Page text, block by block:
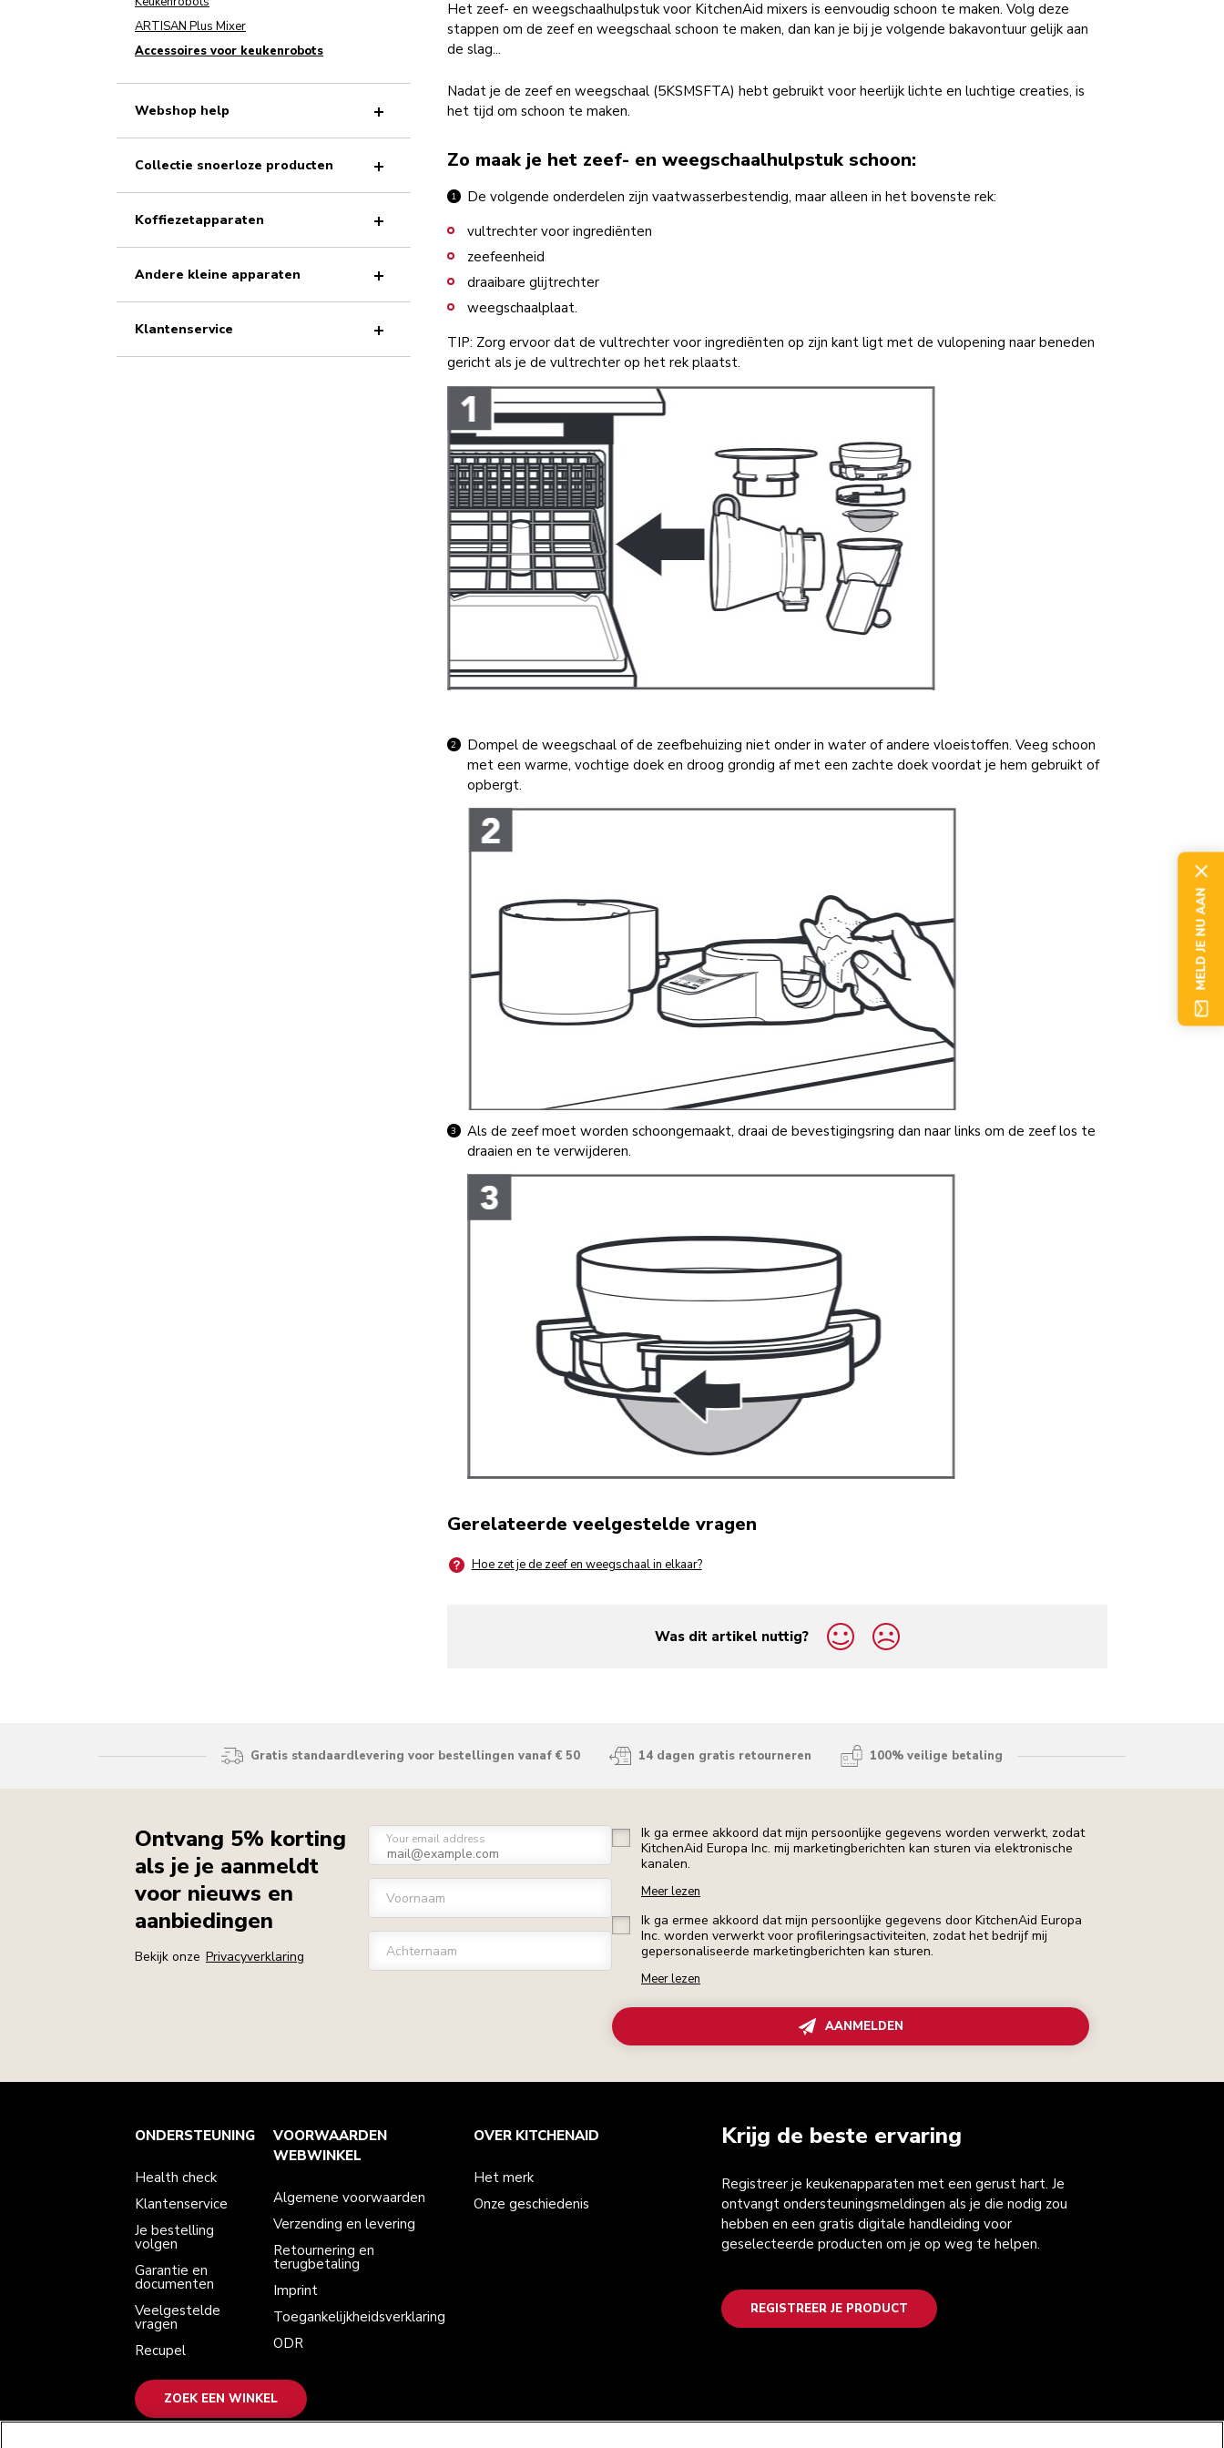
Het zeef- en weegschaalhulpstuk voor KitchenAid mixers is eenvoudig schoon te maken. Volg deze
stappen om de zeef en weegschaal schoon te maken, dan kan je bij je volgende bakavontuur gelijk aan
de slag...
Nadat je de zeef en weegschaal (5KSMSFTA) hebt gebruikt voor heerlijk lichte en luchtige creaties, is
het tijd om schoon te maken.
Zo maak je het zeef- en weegschaalhulpstuk schoon:
De volgende onderdelen zijn vaatwasserbestendig, maar alleen in het bovenste rek:
vultrechter voor ingrediënten
zeefeenheid
draaibare glijtrechter
weegschaalplaat.
TIP: Zorg ervoor dat de vultrechter voor ingrediënten op zijn kant ligt met de vulopening naar beneden
gericht als je de vultrechter op het rek plaatst.
Dompel de weegschaal of de zeefbehuizing niet onder in water of andere vloeistoffen. Veeg schoon
met een warme, vochtige doek en droog grondig af met een zachte doek voordat je hem gebruikt of
opbergt.
Als de zeef moet worden schoongemaakt, draai de bevestigingsring dan naar links om de zeef los te
draaien en te verwijderen.
Gerelateerde veelgestelde vragen
Hoe zet je de zeef en weegschaal in elkaar?
Was dit artikel nuttig?
yes
no
ARTISAN Plus Mixer
Accessoires voor keukenrobots
Webshop help
Collectie snoerloze producten
Koffiezetapparaten
Andere kleine apparaten
Klantenservice
Gratis standaardlevering voor bestellingen vanaf € 50 14 dagen gratis retourneren 100% veilige betaling
Ontvang 5% korting
als je je aanmeldt
voor nieuws en
aanbiedingen
Bekijk onze Privacyverklaring
Your email address
Voornaam
Achternaam
Ik ga ermee akkoord dat mijn persoonlijke gegevens worden verwerkt, zodat
KitchenAid Europa Inc. mij marketingberichten kan sturen via elektronische
kanalen.
Meer lezen
Ik ga ermee akkoord dat mijn persoonlijke gegevens door KitchenAid Europa
Inc. worden verwerkt voor profileringsactiviteiten, zodat het bedrijf mij
gepersonaliseerde marketingberichten kan sturen.
Meer lezen
AANMELDEN
Krijg de beste ervaring
Registreer je keukenapparaten met een gerust hart. Je
ontvangt ondersteuningsmeldingen als je die nodig zou
hebben en een gratis digitale handleiding voor
geselecteerde producten om je op weg te helpen.
REGISTREER JE PRODUCT
Health check
Klantenservice
Veelgestelde vragen
Algemene voorwaarden
Verzending en levering
Retournering en terugbetaling
Toegankelijkheidsverklaring
Het merk
Onze geschiedenis
Zoek een winkel
ONDERSTEUNING
Health check
Klantenservice
Je bestelling
volgen
Garantie en
documenten
Veelgestelde
vragen
Recupel
VOORWAARDEN
WEBWINKEL
Algemene voorwaarden
Verzending en levering
Retournering en
terugbetaling
Imprint
Toegankelijkheidsverklaring
ODR
OVER KITCHENAID
Het merk
Onze geschiedenis
ZOEK EEN WINKEL
MELD JE NU AAN